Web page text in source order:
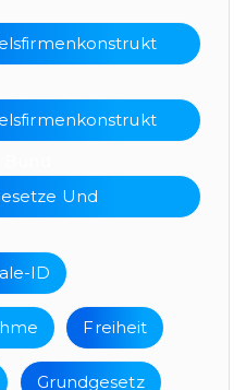
Und
ID
Freiheit
Grundgesetz